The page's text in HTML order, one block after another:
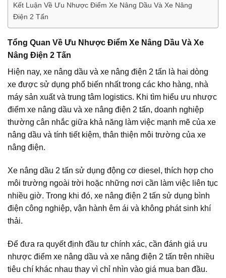
Kết Luận Về Ưu Nhược Điểm Xe Nâng Dầu Và Xe Nâng
Điện 2 Tấn
Tổng Quan Về Ưu Nhược Điểm Xe Nâng Dầu Và Xe
Nâng Điện 2 Tấn
Hiện nay, xe nâng dầu và xe nâng điện 2 tấn là hai dòng
xe được sử dụng phổ biến nhất trong các kho hàng, nhà
máy sản xuất và trung tâm logistics. Khi tìm hiểu ưu nhược
điểm xe nâng dầu và xe nâng điện 2 tấn, doanh nghiệp
thường cân nhắc giữa khả năng làm việc mạnh mẽ của xe
nâng dầu và tính tiết kiệm, thân thiện môi trường của xe
nâng điện.
Xe nâng dầu 2 tấn sử dụng động cơ diesel, thích hợp cho
môi trường ngoài trời hoặc những nơi cần làm việc liên tục
nhiều giờ. Trong khi đó, xe nâng điện 2 tấn sử dụng bình
điện công nghiệp, vận hành êm ái và không phát sinh khí
thải.
Để đưa ra quyết định đầu tư chính xác, cần đánh giá ưu
nhược điểm xe nâng dầu và xe nâng điện 2 tấn trên nhiều
tiêu chí khác nhau thay vì chỉ nhìn vào giá mua ban đầu.